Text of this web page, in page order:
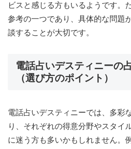
ビスと感じる方もいるようです。
参考の一つであり、具体的な問題
談することが大切です。
電話占いデスティニーの
（選び方のポイント）
電話占いデスティニーでは、多彩
り、それぞれの得意分野やスタイ
に迷う方も多いかもしれません。